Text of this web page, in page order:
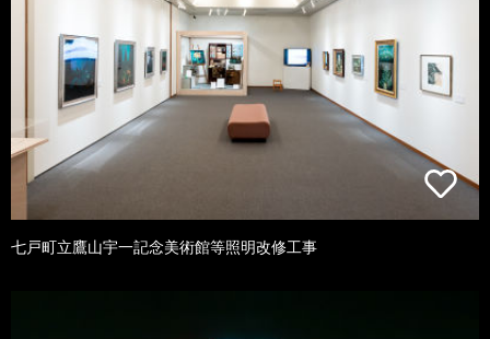
七戸町立鷹山宇一記念美術館等照明改修工事